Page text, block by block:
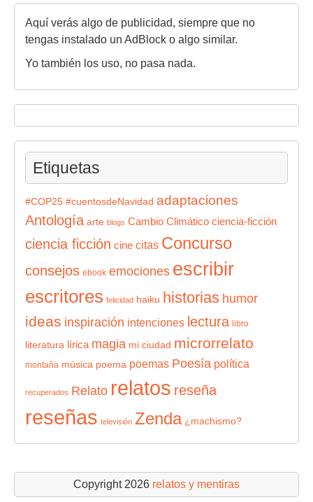
Aquí verás algo de publicidad, siempre que no
tengas instalado un AdBlock o algo similar.
Yo también los uso, no pasa nada.
Etiquetas
#COP25 #cuentosdeNavidad adaptaciones
Antología arte blogs Cambio Climático ciencia-ficción
ciencia ficción cine citas Concurso
consejos ebook emociones escribir
escritores felicidad haiku historias humor
ideas inspiración intenciones lectura libro
literatura lírica magia mi ciudad microrrelato
montaña música poema poemas Poesía política
recuperados Relato relatos reseña
reseñas televisión Zenda ¿machismo?
Copyright 2026 relatos y mentiras